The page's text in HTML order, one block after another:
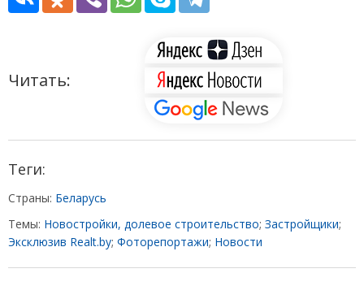
Читать:
Теги:
Страны: Беларусь
Темы: Новостройки, долевое строительство; Застройщики;
Эксклюзив Realt.by; Фоторепортажи; Новости